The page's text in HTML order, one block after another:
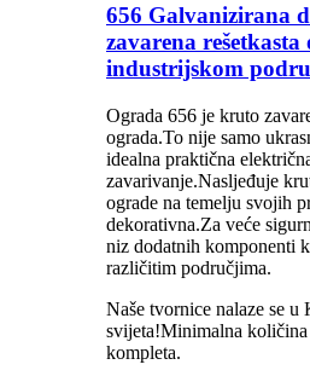
656 Galvanizirana
zavarena rešetkasta
industrijskom
Ograda 656 je kruto
ograda.To nije samo
idealna praktična
zavarivanje.Nasljeđuje
ograde na temelju svojih
dekorativna.Za veće
niz dodatnih komponenti
različitim područjima.
Naše tvornice nalaze se
svijeta!Minimalna
kompleta.